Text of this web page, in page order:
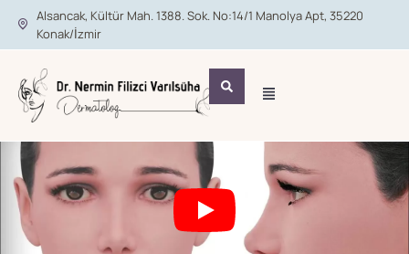
Alsancak, Kültür Mah. 1388. Sok. No:14/1 Manolya Apt, 35220
Konak/İzmir